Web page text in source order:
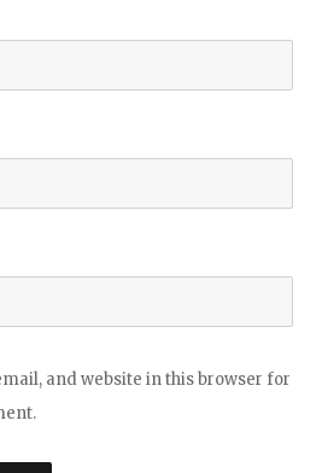
and website in this browser for